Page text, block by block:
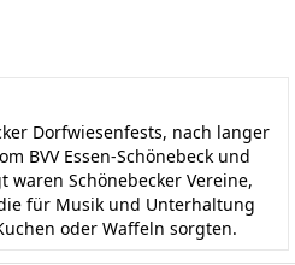
Dorfwiesenfests, nach langer
BVV Essen-Schönebeck und
Schönebecker Vereine,
für Musik und Unterhaltung
oder Waffeln sorgten.